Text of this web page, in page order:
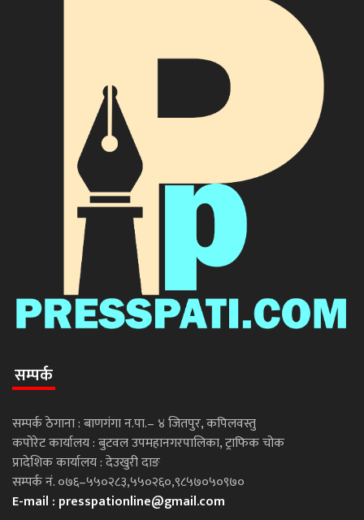
सम्पर्क
सम्पर्क ठेगाना : बाणगंगा न.पा.– ४ जितपुर, कपिलवस्तु
कपोरेट कार्यालय : बुटवल उपमहानगरपालिका, ट्राफिक चोक
प्रादेशिक कार्यालय : देउखुरी दाङ
सम्पर्क नं. ०७६–५५०२८३,५५०२६०,९८५७०५०९७०
E-mail : presspationline@gmail.com